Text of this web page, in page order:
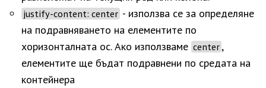
justify-content: center - използва се за определяне
на подравняването на елементите по
хоризонталната ос. Ако използваме center ,
елементите ще бъдат подравнени по средата на
контейнера